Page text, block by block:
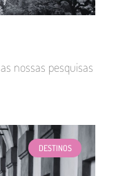
nossas pesquisas
DESTINOS